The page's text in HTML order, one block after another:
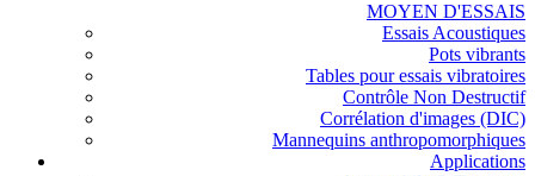
MOYEN D'ESSAIS
Essais Acoustiques
Pots vibrants
Tables pour essais vibratoires
Contrôle Non Destructif
Corrélation d'images (DIC)
Mannequins anthropomorphiques
Applications